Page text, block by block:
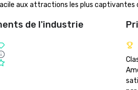
aux attractions les plus captivantes
de l'industrie